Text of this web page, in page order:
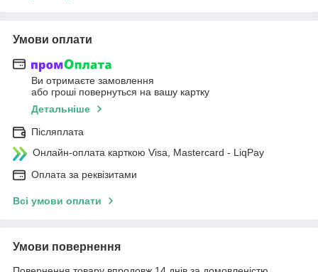
Умови оплати
Ви отримаєте замовлення
або гроші повернуться на вашу картку
Детальніше
Післяплата
Онлайн-оплата карткою Visa, Mastercard - LiqPay
Оплата за реквізитами
Всі умови оплати
Умови повернення